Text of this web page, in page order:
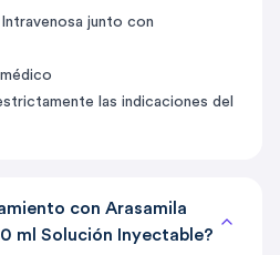
Intravenosa junto con
las indicaciones del
con Arasamila
ml Solución Inyectable?